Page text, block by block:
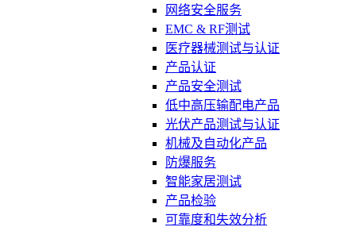
网络安全服务
EMC & RF测试
医疗器械测试与认证
产品认证
产品安全测试
低中高压输配电产品
光伏产品测试与认证
机械及自动化产品
防爆服务
智能家居测试
产品检验
可靠度和失效分析